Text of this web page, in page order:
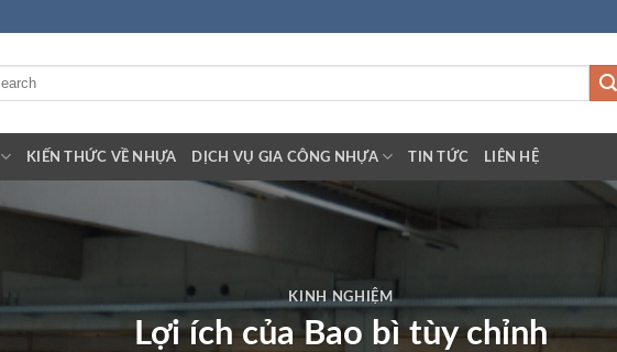
KIẾN THỨC VỀ NHỰA DỊCH VỤ GIA CÔNG NHỰA TIN TỨC LIÊN HỆ
KINH NGHIỆM
Lợi ích của Bao bì tùy chỉnh